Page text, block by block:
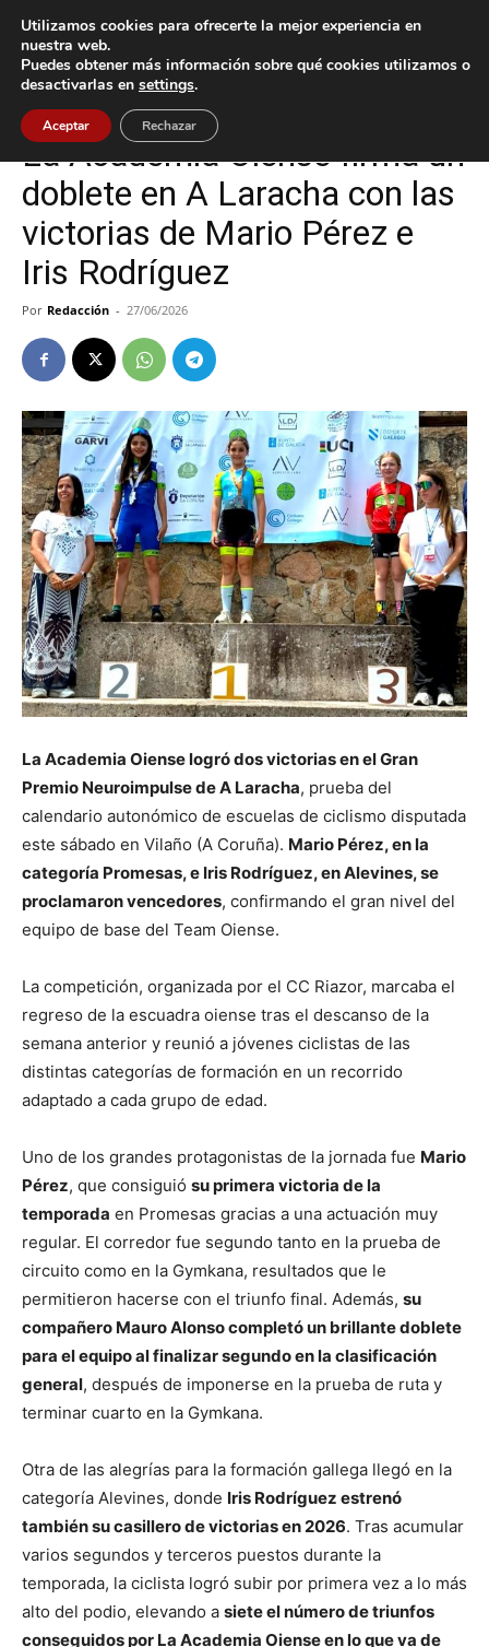
Inicio Deportes
Deportes Oia
La Academia Oiense firma un
doblete en A Laracha con las
victorias de Mario Pérez e
Iris Rodríguez
Por Redacción - 27/06/2026
La Academia Oiense logró dos victorias en el Gran
Premio Neuroimpulse de A Laracha, prueba del
calendario autonómico de escuelas de ciclismo disputada
este sábado en Vilaño (A Coruña). Mario Pérez, en la
categoría Promesas, e Iris Rodríguez, en Alevines, se
proclamaron vencedores, confirmando el gran nivel del
equipo de base del Team Oiense.
La competición, organizada por el CC Riazor, marcaba el
regreso de la escuadra oiense tras el descanso de la
semana anterior y reunió a jóvenes ciclistas de las
distintas categorías de formación en un recorrido
adaptado a cada grupo de edad.
Uno de los grandes protagonistas de la jornada fue Mario
Pérez, que consiguió su primera victoria de la
temporada en Promesas gracias a una actuación muy
regular. El corredor fue segundo tanto en la prueba de
circuito como en la Gymkana, resultados que le
permitieron hacerse con el triunfo final. Además, su
compañero Mauro Alonso completó un brillante doblete
para el equipo al finalizar segundo en la clasificación
general, después de imponerse en la prueba de ruta y
terminar cuarto en la Gymkana.
Otra de las alegrías para la formación gallega llegó en la
categoría Alevines, donde Iris Rodríguez estrenó
también su casillero de victorias en 2026. Tras acumular
varios segundos y terceros puestos durante la
temporada, la ciclista logró subir por primera vez a lo más
alto del podio, elevando a siete el número de triunfos
conseguidos por La Academia Oiense en lo que va de
Utilizamos cookies para ofrecerte la mejor experiencia en
nuestra web.
Puedes obtener más información sobre qué cookies utilizamos o
desactivarlas en settings.
Aceptar Rechazar